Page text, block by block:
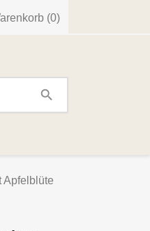
(0)
search
Apfelblüte